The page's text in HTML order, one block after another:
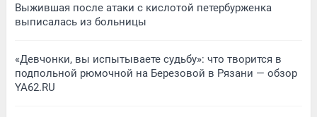
Выжившая после атаки с кислотой петербурженка
выписалась из больницы
«Девчонки, вы испытываете судьбу»: что творится в
подпольной рюмочной на Березовой в Рязани — обзор
YA62.RU